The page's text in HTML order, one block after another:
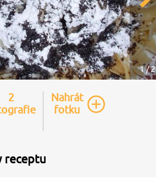
1 / 2
2
Nahrát
fotku
receptu